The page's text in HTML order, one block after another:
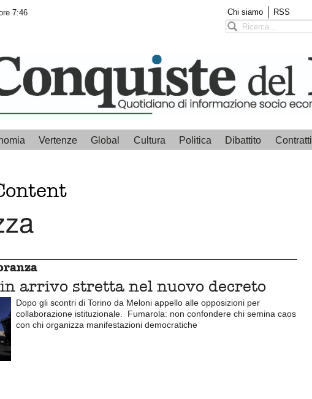
7:46 Chi siamo RSS
Vertenze Global Cultura Politica Dibattito Contratti
arrivo stretta nel nuovo decreto
Dopo gli scontri di Torino da Meloni appello alle opposizioni per
collaborazione istituzionale. Fumarola: non confondere chi semina caos
con chi organizza manifestazioni democratiche